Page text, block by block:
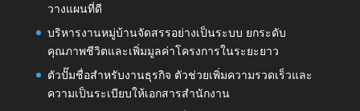
วางแผนที่ดี
บริหารงานหมู่บ้านจัดสรรอย่างเป็นระบบ ยกระดับ
คุณภาพชีวิตและเพิ่มมูลค่าโครงการในระยะยาว
ตัวปั๊มชื่อสำหรับงานธุรกิจ ตัวช่วยเพิ่มความรวดเร็วและ
ความเป็นระเบียบให้เอกสารสำนักงาน